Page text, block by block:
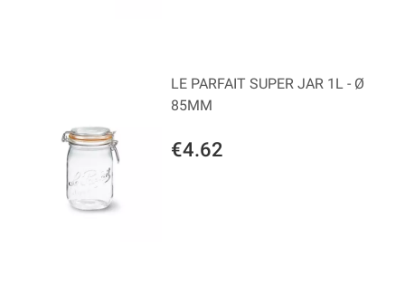
€4.62
LE PARFAIT SUPER JAR 1L - Ø
85MM